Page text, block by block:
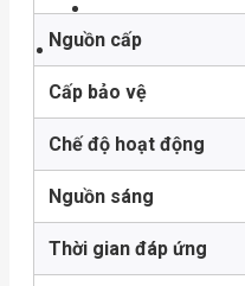
Nguồn cấp
Cấp bảo vệ
Chế độ hoạt động
Nguồn sáng
Thời gian đáp ứng